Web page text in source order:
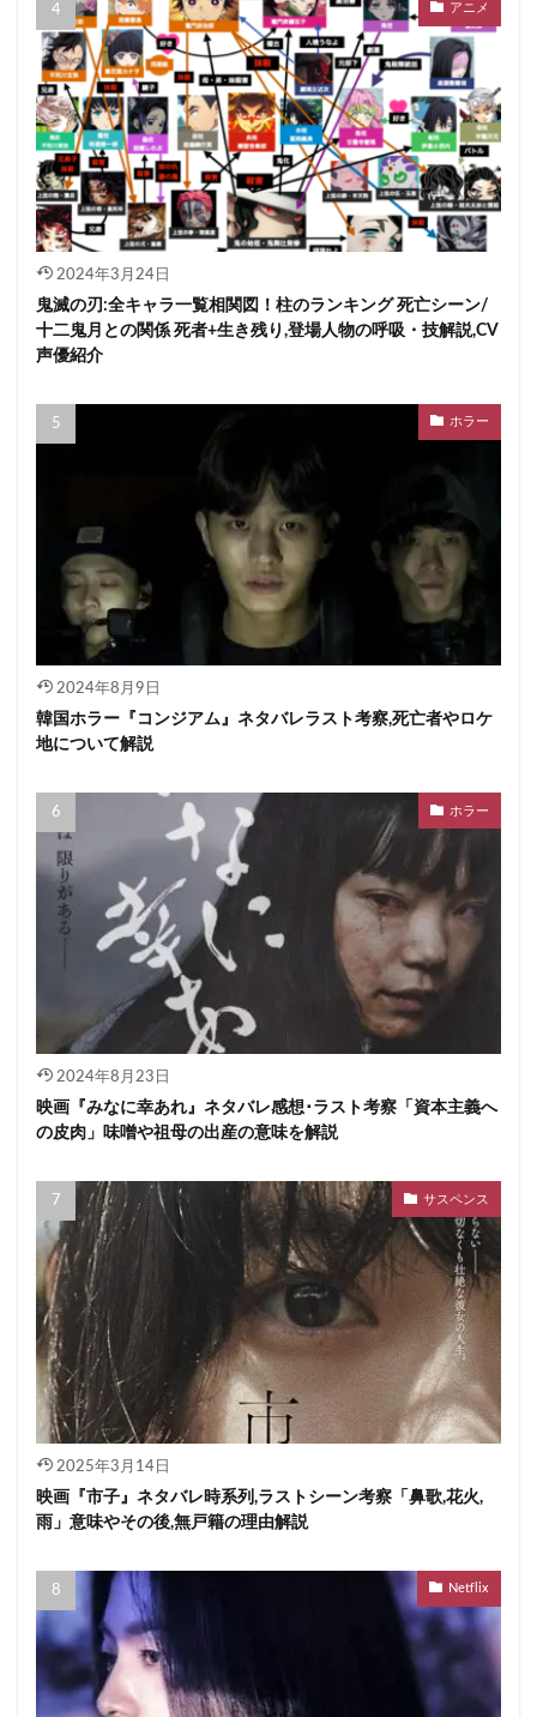
アニメ
2024年3月24日
鬼滅の刃:全キャラ一覧相関図！柱のランキング 死亡シーン/
十二鬼月との関係 死者+生き残り,登場人物の呼吸・技解説,CV
声優紹介
ホラー
2024年8月9日
韓国ホラー『コンジアム』ネタバレラスト考察,死亡者やロケ
地について解説
ホラー
2024年8月23日
映画『みなに幸あれ』ネタバレ感想･ラスト考察「資本主義へ
の皮肉」味噌や祖母の出産の意味を解説
サスペンス
2025年3月14日
映画『市子』ネタバレ時系列,ラストシーン考察「鼻歌,花火,
雨」意味やその後,無戸籍の理由解説
Netflix